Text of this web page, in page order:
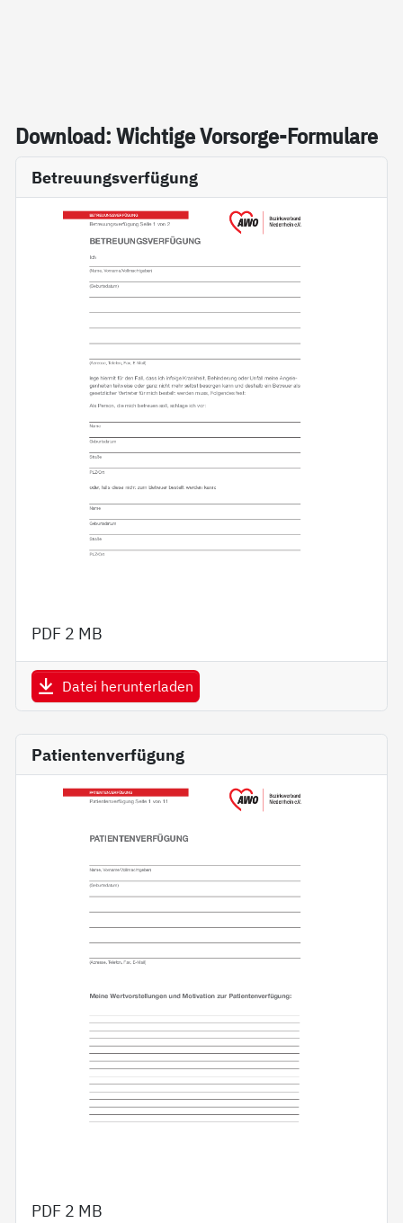
Down­load: Wich­ti­ge Vor­sor­ge-For­mu­la­re
Betreuungsverfügung
PDF 2 MB
Datei herunterladen
Patientenverfügung
PDF 2 MB